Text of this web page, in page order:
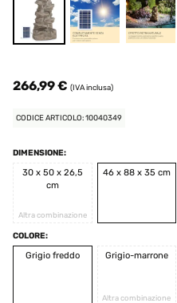
266,99 € (IVA inclusa)
CODICE ARTICOLO: 10040349
DIMENSIONE:
30 x 50 x 26,5
cm
Altra combinazione
46 x 88 x 35 cm
COLORE:
Grigio freddo
Grigio-marrone
Altra combinazione